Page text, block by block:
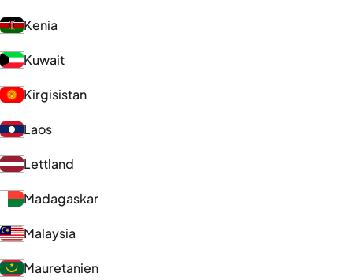
Kenia
Kuwait
Kirgisistan
Laos
Lettland
Madagaskar
Malaysia
Mauretanien